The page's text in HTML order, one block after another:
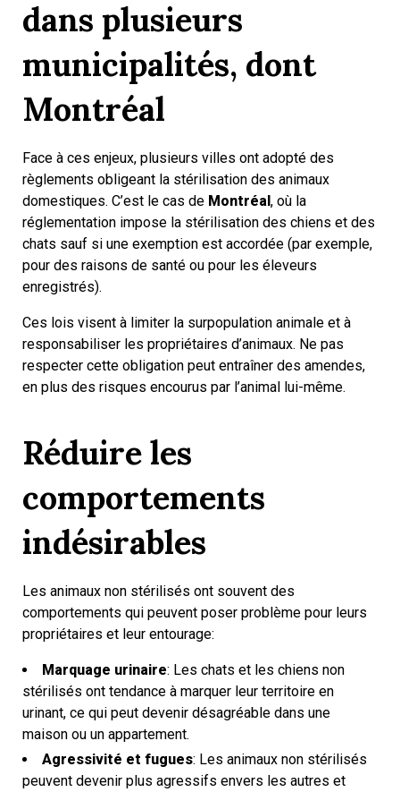
dans plusieurs
municipalités, dont
Montréal
Face à ces enjeux, plusieurs villes ont adopté des
règlements obligeant la stérilisation des animaux
domestiques. C’est le cas de Montréal, où la
réglementation impose la stérilisation des chiens et des
chats sauf si une exemption est accordée (par exemple,
pour des raisons de santé ou pour les éleveurs
enregistrés).
Ces lois visent à limiter la surpopulation animale et à
responsabiliser les propriétaires d’animaux. Ne pas
respecter cette obligation peut entraîner des amendes,
en plus des risques encourus par l’animal lui-même.
Réduire les
comportements
indésirables
Les animaux non stérilisés ont souvent des
comportements qui peuvent poser problème pour leurs
propriétaires et leur entourage:
Marquage urinaire: Les chats et les chiens non
stérilisés ont tendance à marquer leur territoire en
urinant, ce qui peut devenir désagréable dans une
maison ou un appartement.
Agressivité et fugues: Les animaux non stérilisés
peuvent devenir plus agressifs envers les autres et